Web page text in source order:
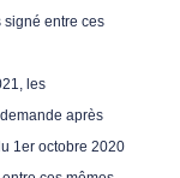
signé entre ces
les
après
1er octobre 2020